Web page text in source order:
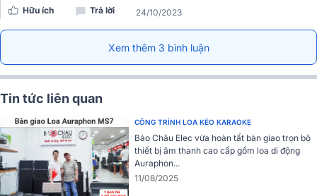
hiệu bộ phát CHB; Đèn báo pin chuyển xanh khi đã đủ năng
lượng, đèn đỏ cho biết dung lượng pin thấp, yêu cầu sạc. Khi sạc
đèn đỏ sẽ sáng và tắt đi nếu pin được sạc đầy. Thời lượng pin dài
và pin thu chính có thể sạc lại, nâng đỡ giọng hát rất nhẹ và độ
vang tuyệt vời cho trải nghiệm hát karaoke hoàn hảo.
Ứng dụng cao trong thực tiễn
Hữu ích Trả lời 24/10/2023
Xem thêm 3 bình luận
Tin tức liên quan
CÔNG TRÌNH LOA KÉO KARAOKE
Bảo Châu Elec vừa hoàn tất bàn giao trọn bộ
thiết bị âm thanh cao cấp gồm loa di động
Auraphon...
11/08/2025